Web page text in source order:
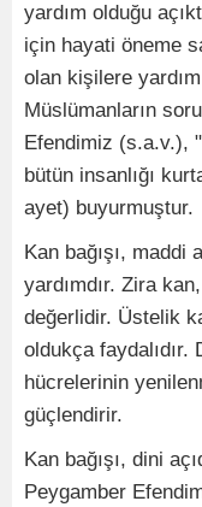
yardım olduğu
için hayati öneme
olan kişilere
Müslümanların
Efendimiz (s.a.v.),
bütün insanlığı
ayet) buyurmuştur.
Kan bağışı, maddi
yardımdır. Zira
değerlidir. Üstelik
oldukça faydalıdır.
hücrelerinin
güçlendirir.
Kan bağışı, dini
Peygamber